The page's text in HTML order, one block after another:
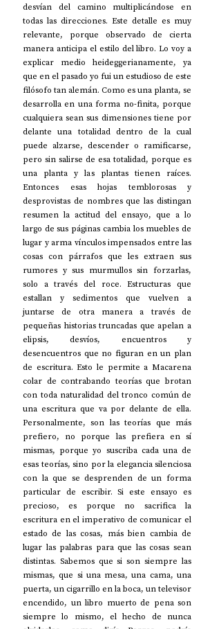
desvían del camino multiplicándose en
todas las direcciones. Este detalle es muy
relevante, porque observado de cierta
manera anticipa el estilo del libro. Lo voy a
explicar medio heideggerianamente, ya
que en el pasado yo fui un estudioso de este
filósofo tan alemán. Como es una planta, se
desarrolla en una forma no-finita, porque
cualquiera sean sus dimensiones tiene por
delante una totalidad dentro de la cual
puede alzarse, descender o ramificarse,
pero sin salirse de esa totalidad, porque es
una planta y las plantas tienen raíces.
Entonces esas hojas temblorosas y
desprovistas de nombres que las distingan
resumen la actitud del ensayo, que a lo
largo de sus páginas cambia los muebles de
lugar y arma vínculos impensados entre las
cosas con párrafos que les extraen sus
rumores y sus murmullos sin forzarlas,
solo a través del roce. Estructuras que
estallan y sedimentos que vuelven a
juntarse de otra manera a través de
pequeñas historias truncadas que apelan a
elipsis, desvíos, encuentros y
desencuentros que no figuran en un plan
de escritura. Esto le permite a Macarena
colar de contrabando teorías que brotan
con toda naturalidad del tronco común de
una escritura que va por delante de ella.
Personalmente, son las teorías que más
prefiero, no porque las prefiera en sí
mismas, porque yo suscriba cada una de
esas teorías, sino por la elegancia silenciosa
con la que se desprenden de un forma
particular de escribir. Si este ensayo es
precioso, es porque no sacrifica la
escritura en el imperativo de comunicar el
estado de las cosas, más bien cambia de
lugar las palabras para que las cosas sean
distintas. Sabemos que si son siempre las
mismas, que si una mesa, una cama, una
puerta, un cigarrillo en la boca, un televisor
encendido, un libro muerto de pena son
siempre lo mismo, el hecho de nunca